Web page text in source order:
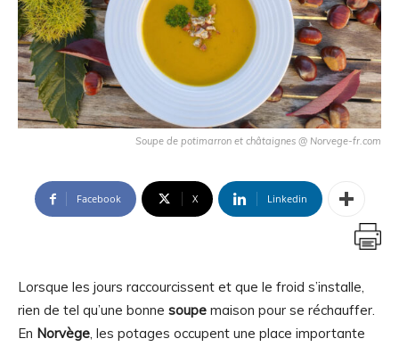
Soupe de potimarron et châtaignes @ Norvege-fr.com
Facebook X Linkedin
Lorsque les jours raccourcissent et que le froid s’installe,
rien de tel qu’une bonne soupe maison pour se réchauffer.
En Norvège, les potages occupent une place importante